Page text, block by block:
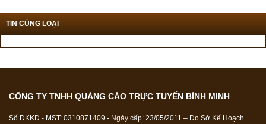
TIN CÙNG LOẠI
CÔNG TY TNHH QUẢNG CÁO TRỰC TUYẾN BÌNH MINH
Số ĐKKD - MST: 0310871409 - Ngày cấp: 23/05/2011 – Do Sở Kế Hoạch